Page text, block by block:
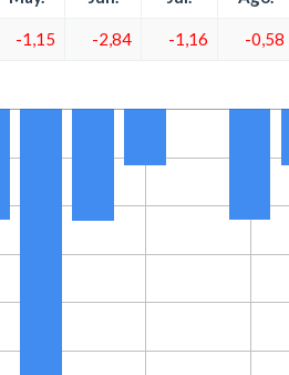
-1,15 -2,84 -1,16 -0,58